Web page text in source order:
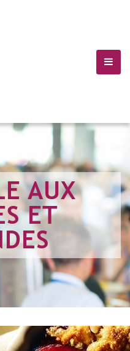
AUX
ET